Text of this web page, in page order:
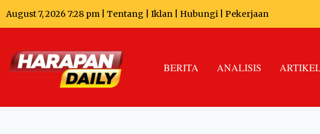
August 7, 2026 7:28 pm | Tentang Iklan Hubungi Pekerjaan
BERITA ANALISIS